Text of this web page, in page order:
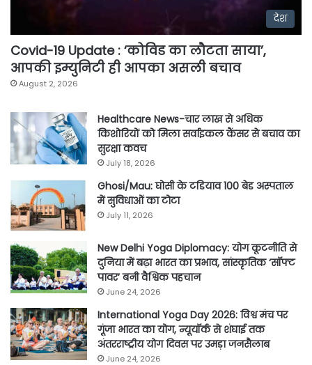
देश
Covid-19 Update : ‘कोविड का लौटता साया’,
आपकी इम्युनिटी ही आपका असली बचाव
August 2, 2026
Healthcare News-चार लाख से अधिक
किशोरियों को मिला सर्वाइकल कैंसर से बचाव का
सुरक्षा कवच
July 18, 2026
Ghosi/Mau: घोसी के टडियाव 100 बेड अस्पताल
में सुविधाओं का टोटा
July 11, 2026
New Delhi Yoga Diplomacy: योग कूटनीति से
दुनिया में बढ़ा भारत का प्रभाव, सांस्कृतिक ‘सॉफ्ट
पावर’ बनी वैश्विक पहचान
June 24, 2026
International Yoga Day 2026: विश्व मंच पर
गूंजा भारत का योग, न्यूयॉर्क से शंघाई तक
अंतरराष्ट्रीय योग दिवस पर उमड़ा जनसैलाब
June 24, 2026